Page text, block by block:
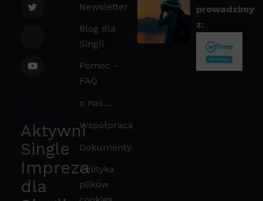
Aktywni
Single
Impreza
dla
Newsletter
Blog dla
Singli
Pomoc –
FAQ
o nas…
Współpraca
Dokumenty
Polityka
plików
prowadzimy
z: